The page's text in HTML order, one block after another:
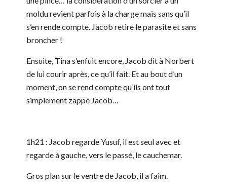
moldu revient parfois à la charge mais sans qu’il
s’en rende compte. Jacob retire le parasite et sans
broncher !
Ensuite, Tina s’enfuit encore, Jacob dit à Norbert
de lui courir après, ce qu’il fait. Et au bout d’un
moment, on se rend compte qu’ils ont tout
simplement zappé Jacob…
1h21 : Jacob regarde Yusuf, il est seul avec et
regarde à gauche, vers le passé, le cauchemar.
Gros plan sur le ventre de Jacob, il a faim.